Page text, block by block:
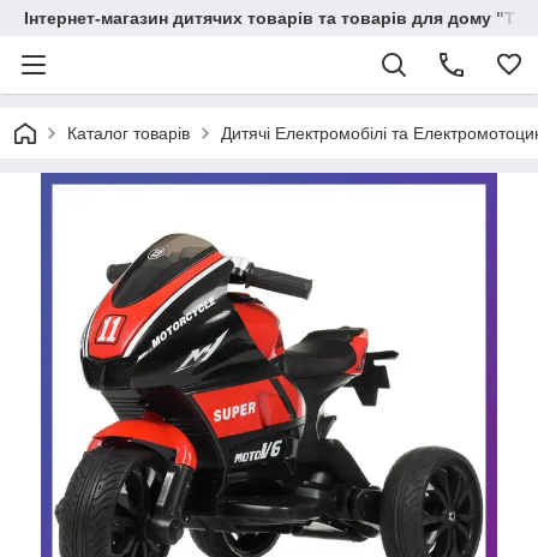
Інтернет-магазин дитячих товарів та товарів для дому
Каталог товарів Дитячі Електромобілі та